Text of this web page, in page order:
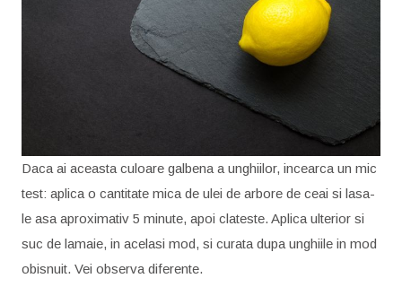
Daca ai aceasta culoare galbena a unghiilor, incearca un mic
test: aplica o cantitate mica de ulei de arbore de ceai si lasa-
le asa aproximativ 5 minute, apoi clateste. Aplica ulterior si
suc de lamaie, in acelasi mod, si curata dupa unghiile in mod
obisnuit. Vei observa diferente.